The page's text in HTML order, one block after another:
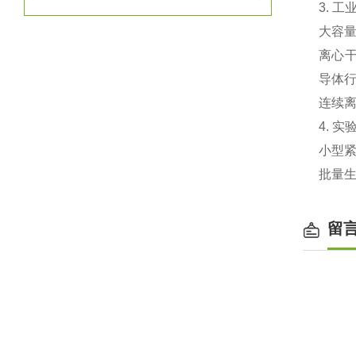
3. 工
大容
离心
导体
连续
4. 实
小型
批量
留